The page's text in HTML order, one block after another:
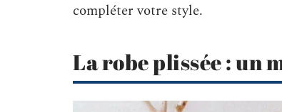
compléter votre style.
La robe plissée : un